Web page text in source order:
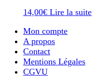
14,00€ Lire la suite
Mon compte
A propos
Contact
Mentions Légales
CGVU